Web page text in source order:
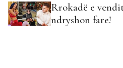
Rrokadë e
ndryshon fare!